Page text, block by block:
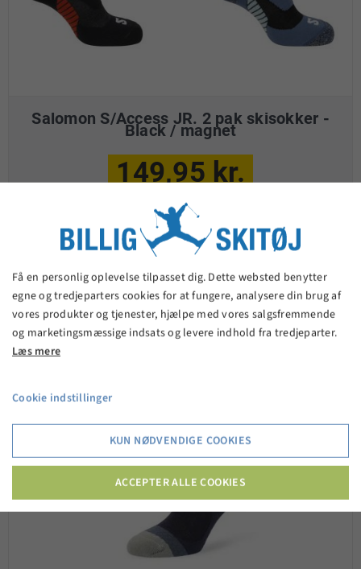
Salomon S/Access JR. 2 pak skisokker -
Black / magnet
149,95 kr.
VIS PRODUKT
Få en personlig oplevelse tilpasset dig. Dette websted benytter
egne og tredjeparters cookies for at fungere, analysere din brug af
vores produkter og tjenester, hjælpe med vores salgsfremmende
og marketingsmæssige indsats og levere indhold fra tredjeparter.
Læs mere
Cookie indstillinger
KUN NØDVENDIGE COOKIES
ACCEPTER ALLE COOKIES